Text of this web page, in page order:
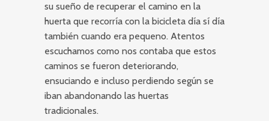
su sueño de recuperar el camino en la
huerta que recorría con la bicicleta día sí día
también cuando era pequeno. Atentos
escuchamos como nos contaba que estos
caminos se fueron deteriorando,
ensuciando e incluso perdiendo según se
iban abandonando las huertas
tradicionales.